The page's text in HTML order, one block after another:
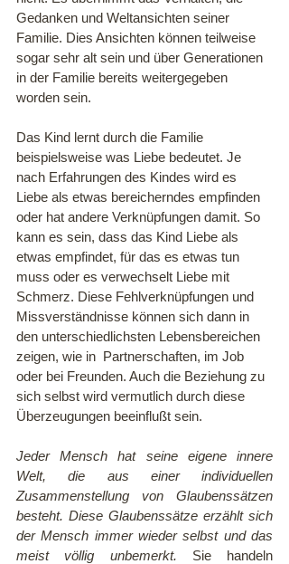
Gedanken und Weltansichten seiner
Familie. Dies Ansichten können teilweise
sogar sehr alt sein und über Generationen
in der Familie bereits weitergegeben
worden sein.
Das Kind lernt durch die Familie
beispielsweise was Liebe bedeutet. Je
nach Erfahrungen des Kindes wird es
Liebe als etwas bereicherndes empfinden
oder hat andere Verknüpfungen damit. So
kann es sein, dass das Kind Liebe als
etwas empfindet, für das es etwas tun
muss oder es verwechselt Liebe mit
Schmerz. Diese Fehlverknüpfungen und
Missverständnisse können sich dann in
den unterschiedlichsten Lebensbereichen
zeigen, wie in  Partnerschaften, im Job
oder bei Freunden. Auch die Beziehung zu
sich selbst wird vermutlich durch diese
Überzeugungen beeinflußt sein.
Jeder Mensch hat seine eigene innere
Welt, die aus einer individuellen
Zusammenstellung von Glaubenssätzen
besteht. Diese Glaubenssätze erzählt sich
der Mensch immer wieder selbst und das
meist völlig unbemerkt. Sie handeln